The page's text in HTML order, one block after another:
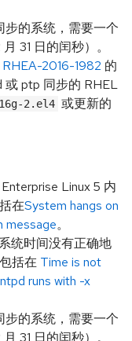
的系统，需要一个
31 日的闰秒）。
RHEA-2016-1982 的
或 ptp 同步的 RHEL
2.el4 或更新的
Linux 5 内
在System hangs on
message。
统时间没有正确地
括在 Time is not
runs with -x
的系统，需要一个
31 日的闰秒）。